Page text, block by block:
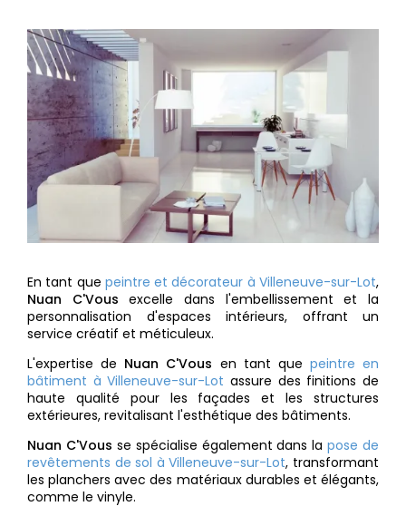
En tant que peintre et décorateur à Villeneuve-sur-Lot,
Nuan C'Vous excelle dans l'embellissement et la
personnalisation d'espaces intérieurs, offrant un
service créatif et méticuleux.
L'expertise de Nuan C'Vous en tant que peintre en
bâtiment à Villeneuve-sur-Lot assure des finitions de
haute qualité pour les façades et les structures
extérieures, revitalisant l'esthétique des bâtiments.
Nuan C'Vous se spécialise également dans lapose de
revêtements de sol à Villeneuve-sur-Lot, transformant
les planchers avec des matériaux durables et élégants,
comme le vinyle.